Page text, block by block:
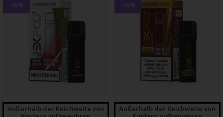
-10%
Außerhalb der Reichweite von
-10%
Außerhalb der Reichweite von